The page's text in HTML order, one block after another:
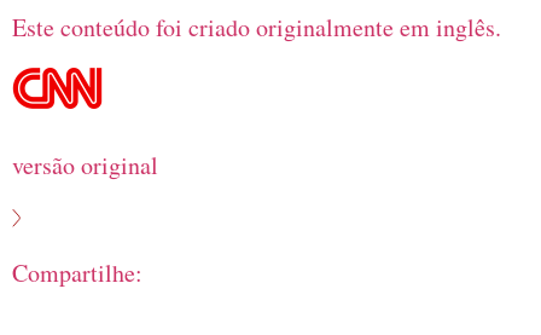
Este conteúdo foi criado originalmente em inglês.
versão original
Compartilhe: